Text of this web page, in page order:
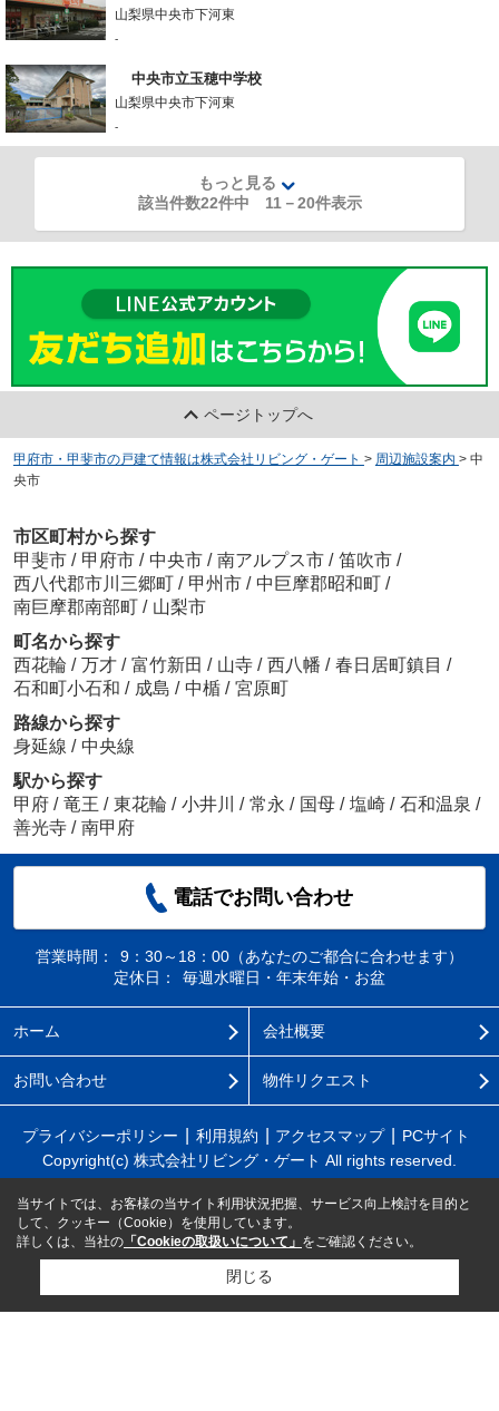
山梨県中央市下河東
-
中央市立玉穂中学校
山梨県中央市下河東
-
もっと見る
該当件数22件中 11 －20件表示
ページトップへ
甲府市・甲斐市の戸建て情報は株式会社リビング・ゲート > 周辺施設案内 > 中
央市
市区町村から探す
甲斐市 / 甲府市 / 中央市 / 南アルプス市 / 笛吹市 /
西八代郡市川三郷町 / 甲州市 / 中巨摩郡昭和町 /
南巨摩郡南部町 / 山梨市
町名から探す
西花輪 / 万才 / 富竹新田 / 山寺 / 西八幡 / 春日居町鎮目 /
石和町小石和 / 成島 / 中楯 / 宮原町
路線から探す
身延線 / 中央線
駅から探す
甲府 / 竜王 / 東花輪 / 小井川 / 常永 / 国母 / 塩崎 / 石和温泉 /
善光寺 / 南甲府
電話でお問い合わせ
営業時間：
9：30～18：00（あなたのご都合に合わせます）
定休日：
毎週水曜日・年末年始・お盆
ホーム 会社概要
お問い合わせ 物件リクエスト
プライバシーポリシー 利用規約 アクセスマップ
PCサイト
Copyright(c) 株式会社リビング・ゲート All rights reserved.
当サイトでは、お客様の当サイト利用状況把握、サービス向上検討を目的と
して、クッキー（Cookie）を使用しています。
詳しくは、当社の 「Cookieの取扱いについて」 をご確認ください。
閉じる